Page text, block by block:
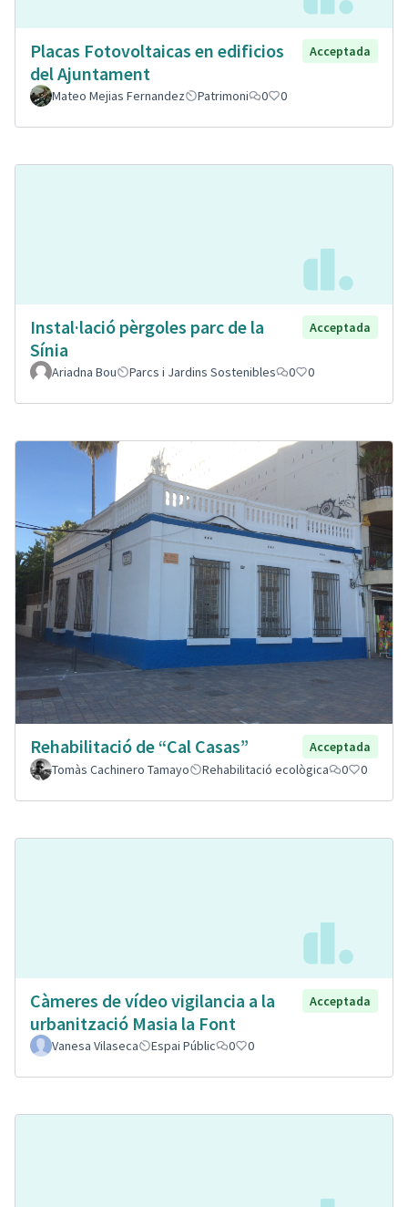
Placas Fotovoltaicas en edificios
del Ajuntament
Acceptada
Mateo Mejias Fernandez Patrimoni 0 0
Instal·lació pèrgoles parc de la
Sínia
Acceptada
Ariadna Bou Parcs i Jardins Sostenibles 0 0
Rehabilitació de “Cal Casas”
Acceptada
Tomàs Cachinero Tamayo
Rehabilitació ecològica 0 0
Càmeres de vídeo vigilancia a la
urbanització Masia la Font
Acceptada
Vanesa Vilaseca Espai Públic 0 0